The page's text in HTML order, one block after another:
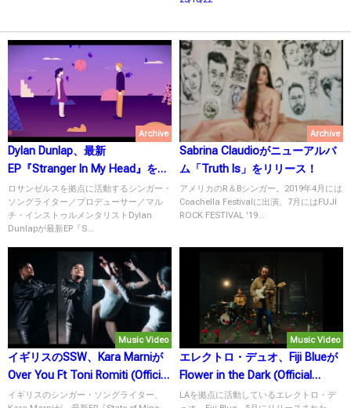
Archive
Dylan Dunlap、最新
EP『Stranger In My Head』を2
月4日にリリース！
ロサンゼルスを拠点に活動するシンガー・
ソングライター／プロデューサー／マル
チ・インストゥルメンタリストDylan
Dunlapが最新EP『S...
Archive
Sabrina Claudioがニューアルバ
ム「Truth Is」をリリース！
アメリカのR＆Bシンガー。2019年4月には
Coachella Festivalに出演、7月にはFUJI
ROCK FESTIVAL '19...
Music Video
イギリスのSSW、Kara Marniが
Over You Ft Toni Romiti (Official
Music Video)を公開！
イギリスのシンガー・ソングライター、
Music Video
エレクトロ・デュオ、Fiji Blueが
Flower in the Dark (Official
Music Video)を公開！
LAを拠点に活動しているエレクトロ・デ